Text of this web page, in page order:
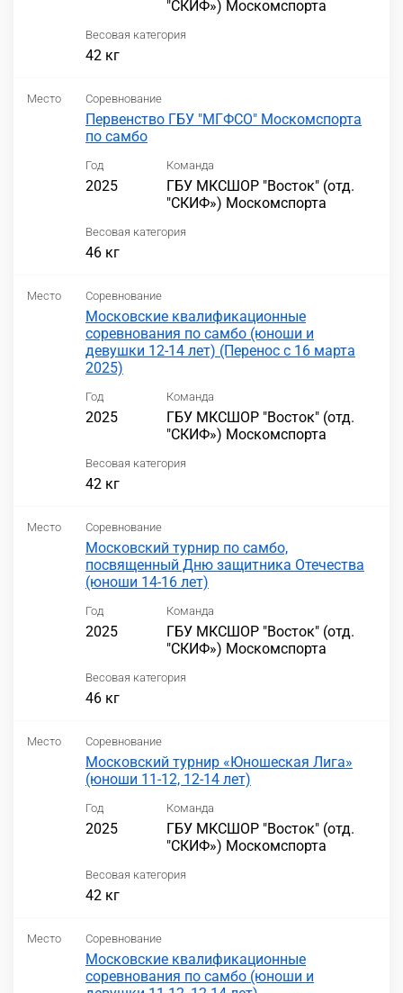
"СКИФ») Москомспорта
Весовая категория
42 кг
Место Соревнование
Первенство ГБУ "МГФСО" Москомспорта
по самбо
Год
2025
Команда
ГБУ МКСШОР "Восток" (отд.
"СКИФ») Москомспорта
Весовая категория
46 кг
Место Соревнование
Московские квалификационные
соревнования по самбо (юноши и
девушки 12-14 лет) (Перенос с 16 марта
2025)
Год
2025
Команда
ГБУ МКСШОР "Восток" (отд.
"СКИФ») Москомспорта
Весовая категория
42 кг
Место Соревнование
Московский турнир по самбо,
посвященный Дню защитника Отечества
(юноши 14-16 лет)
Год
2025
Команда
ГБУ МКСШОР "Восток" (отд.
"СКИФ») Москомспорта
Весовая категория
46 кг
Место Соревнование
Московский турнир «Юношеская Лига»
(юноши 11-12, 12-14 лет)
Год
2025
Команда
ГБУ МКСШОР "Восток" (отд.
"СКИФ») Москомспорта
Весовая категория
42 кг
Место Соревнование
Московские квалификационные
соревнования по самбо (юноши и